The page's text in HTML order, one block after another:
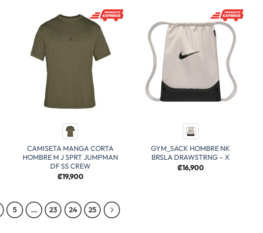
CAMISETA MANGA CORTA
HOMBRE M J SPRT JUMPMAN
DF SS CREW
₡19,900
GYM_SACK HOMBRE NK
BRSLA DRAWSTRNG – X
₡16,900
5 … 23 24 25